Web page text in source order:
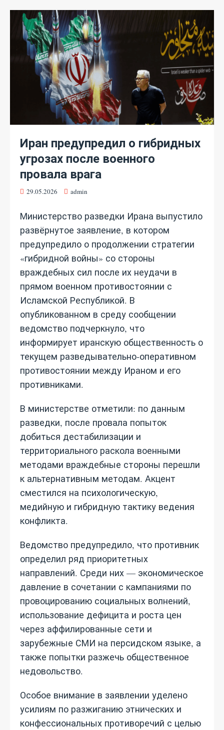
Иран предупредил о гибридных
угрозах после военного
провала врага
29.05.2026 admin
Министерство разведки Ирана выпустило
развёрнутое заявление, в котором
предупредило о продолжении стратегии
«гибридной войны» со стороны
враждебных сил после их неудачи в
прямом военном противостоянии с
Исламской Республикой. В
опубликованном в среду сообщении
ведомство подчеркнуло, что
информирует иранскую общественность о
текущем разведывательно‑оперативном
противостоянии между Ираном и его
противниками.
В министерстве отметили: по данным
разведки, после провала попыток
добиться дестабилизации и
территориального раскола военными
методами враждебные стороны перешли
к альтернативным методам. Акцент
сместился на психологическую,
медийную и гибридную тактику ведения
конфликта.
Ведомство предупредило, что противник
определил ряд приоритетных
направлений. Среди них — экономическое
давление в сочетании с кампаниями по
провоцированию социальных волнений,
использование дефицита и роста цен
через аффилированные сети и
зарубежные СМИ на персидском языке, а
также попытки разжечь общественное
недовольство.
Особое внимание в заявлении уделено
усилиям по разжиганию этнических и
конфессиональных противоречий с целью